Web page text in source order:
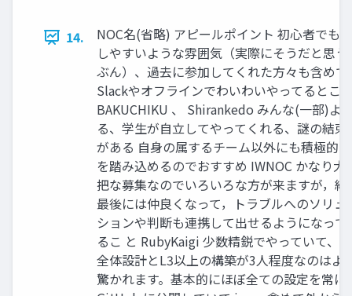
14.
NOC名(省略) アピールポイント 初心者でも
しやすいような雰囲気（実際にそうだと思う
ぶん）、過去に参加してくれた方々も含めて
Slackやオフラインでわいわいやってるとこ
BAKUCHIKU 、 Shirankedo みんな(一部)よ
る、学生が自立してやってくれる、謎の結束
がある 自身の属するチーム以外にも積極的
を踏み込めるのでおすすめ IWNOC かなり大
把な募集なのでいろいろな方が来ますが，結
最後には仲良くなって，トラブルへのソリュ
ションや判断も連携して出せるようになって
るこ と RubyKaigi 少数精鋭でやっていて、
全体設計とL3以上の構築が3人程度なのはよ
驚かれます。基本的にほぼ全ての設定を常に